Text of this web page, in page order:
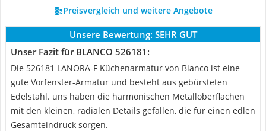
Preisvergleich und weitere Angebote
Unsere Bewertung: SEHR GUT
Unser Fazit für BLANCO 526181:
Die 526181 LANORA-F Küchenarmatur von Blanco ist eine
gute Vorfenster-Armatur und besteht aus gebürsteten
Edelstahl. uns haben die harmonischen Metalloberflächen
mit den kleinen, radialen Details gefallen, die für einen edlen
Gesamteindruck sorgen.